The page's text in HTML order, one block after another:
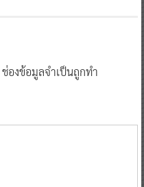
ช่องข้อมูลจำเป็นถูกทำ